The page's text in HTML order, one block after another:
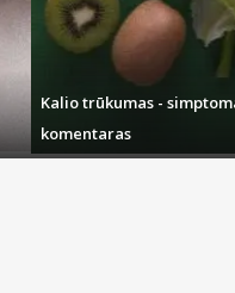
Kalio trūkumas -
komentaras